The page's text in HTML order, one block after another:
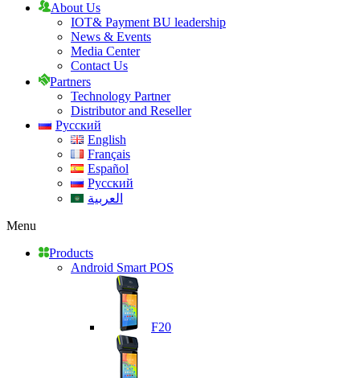
About Us
IOT& Payment BU leadership
News & Events
Media Center
Contact Us
Partners
Technology Partner
Distributor and Reseller
Русский
English
Français
Español
Русский
العربية
Menu
Products
Android Smart POS
F20